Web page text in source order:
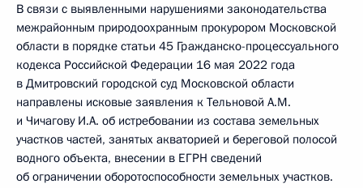
В связи с выявленными нарушениями законодательства
межрайонным природоохранным прокурором Московской
области в порядке статьи 45 Гражданско-процессуального
кодекса Российской Федерации 16 мая 2022 года
в Дмитровский городской суд Московской области
направлены исковые заявления к Тельновой А.М.
и Чичагову И.А. об истребовании из состава земельных
участков частей, занятых акваторией и береговой полосой
водного объекта, внесении в ЕГРН сведений
об ограничении оборотоспособности земельных участков.